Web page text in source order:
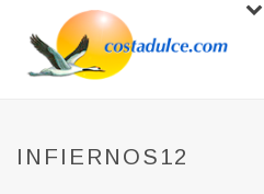
INFIERNOS12